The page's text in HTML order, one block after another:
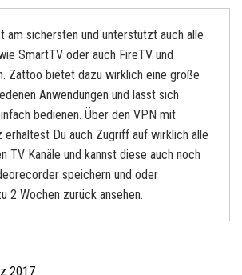
am sichersten und unterstützt auch alle
SmartTV oder auch FireTV und
Zattoo bietet dazu wirklich eine große
Anwendungen und lässt sich
bedienen. Über den VPN mit
Du auch Zugriff auf wirklich alle
TV Kanäle und kannst diese auch noch
speichern und oder
2 Wochen zurück ansehen.
2017